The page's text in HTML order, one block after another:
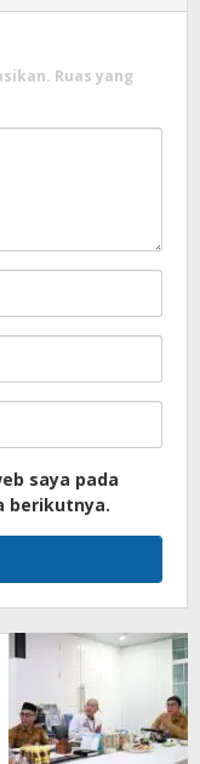
Ruas yang
saya pada
berikutnya.